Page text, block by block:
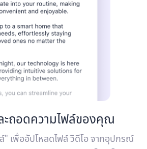
ะถอดความไฟล์ของคุณ
" เพื่ออัปโหลดไฟล์ วิดีโอ จากอุปกรณ์